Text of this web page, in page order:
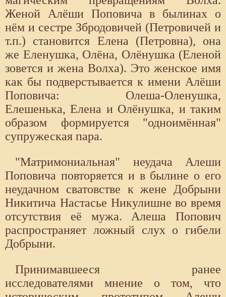
Женой Алёши Поповича в былинах о
нём и сестре Збродовичей (Петровичей и
т.п.) становится Елена (Петровна), она
же Еленушка, Олёна, Олёнушка (Еленой
зовется и жена Волха). Это женское имя
как бы подверстывается к имени Алёши
Поповича: Олеша-Оленушка,
Елешенька, Елена и Олёнушка, и таким
образом формируется "одноимённая"
супружеская пара.
"Матримониальная" неудача Алеши
Поповича повторяется и в былине о его
неудачном сватовстве к жене Добрыни
Никитича Настасье Никулишне во время
отсутствия её мужа. Алеша Попович
распространяет ложный слух о гибели
Добрыни.
Принимавшееся ранее
исследователями мнение о том, что